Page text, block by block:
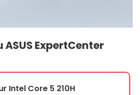
ASUS ExpertCenter
Intel Core 5 210H